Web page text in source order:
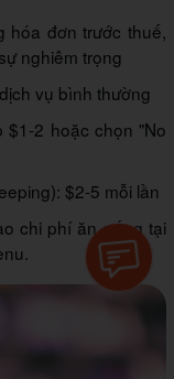
hóa đơn trước thuế,
nghiêm trọng
vụ bình thường
$1-2 hoặc chọn "No
$2-5 mỗi lần
chi phí ăn uống tại